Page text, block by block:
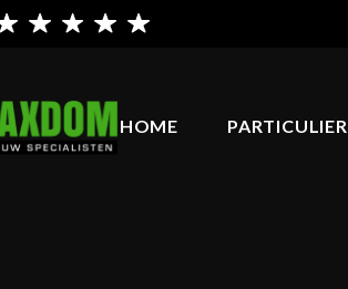
HOME PARTICULIER